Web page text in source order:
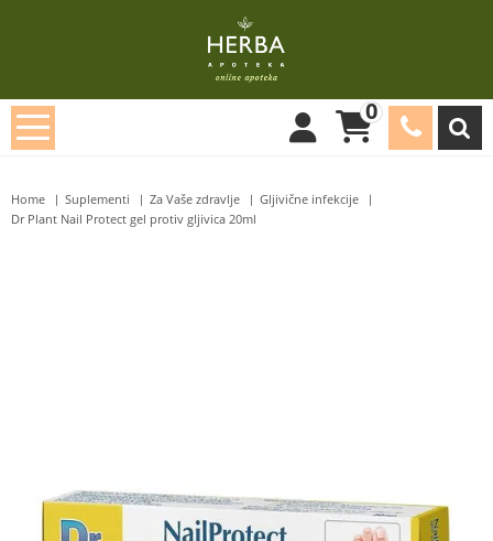
0
Home Suplementi Za Vaše zdravlje
Gljivične infekcije
Dr Plant Nail Protect gel protiv gljivica 20ml